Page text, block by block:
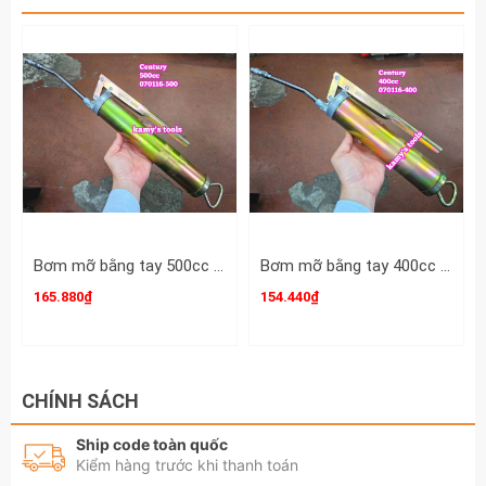
loại cong 45 độ
Vũ mỡ cong 10mm có chiều dài khoảng
25mm, loại cong 45 độ
Vú mỡ cong 12mm có chiều dài khoảng
23mm, loại cong 45 độ
Vú mỡ cong 13mm có chiều dài khoảng
Vú mỡ là một van một chiều, cho phép bơm
mỡ bôi trơn vào các chi tiết máy móc thông
qua súng bơm mỡ, đồng thời ngăn mỡ rò rỉ
Bơm mỡ bằng tay 500cc Century 070116-500
165.880₫
Bơm mỡ bằng tay 400cc Century 070116-400
154.440₫
CHÍNH SÁCH
Ship code toàn quốc
Kiểm hàng trước khi thanh toán